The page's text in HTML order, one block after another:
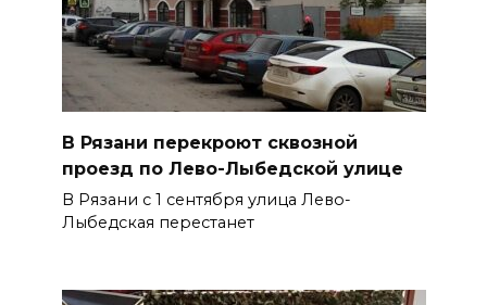
В Рязани перекроют сквозной
проезд по Лево-Лыбедской улице
В Рязани с 1 сентября улица Лево-
Лыбедская перестанет